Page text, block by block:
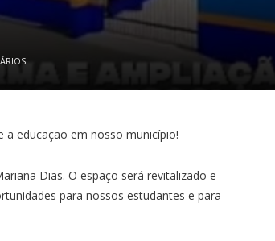
educação em nosso município!
Dias. O espaço será revitalizado e
para nossos estudantes e para